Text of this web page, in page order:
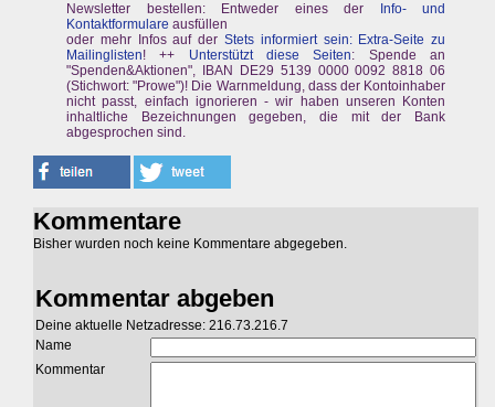
Newsletter bestellen: Entweder eines der
Info- und
Kontaktformulare ausfüllen
oder mehr Infos auf der Stets informiert sein: Extra-Seite zu
Mailinglisten! ++ Unterstützt diese Seiten: Spende an
"Spenden&Aktionen", IBAN DE29 5139 0000 0092 8818 06
(Stichwort: "Prowe")! Die Warnmeldung, dass der Kontoinhaber
nicht passt, einfach ignorieren - wir haben unseren Konten
inhaltliche Bezeichnungen gegeben, die mit der Bank
abgesprochen sind.
Kommentare
Bisher wurden noch keine Kommentare abgegeben.
Kommentar abgeben
Deine aktuelle Netzadresse: 216.73.216.7
Name
Kommentar